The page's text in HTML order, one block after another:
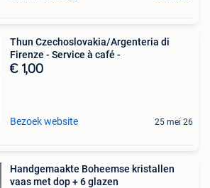
Thun Czechoslovakia/Argenteria di
Firenze - Service à café -
€ 1,00
Bezoek website 25 mei 26
Handgemaakte Boheemse kristallen
vaas met dop + 6 glazen